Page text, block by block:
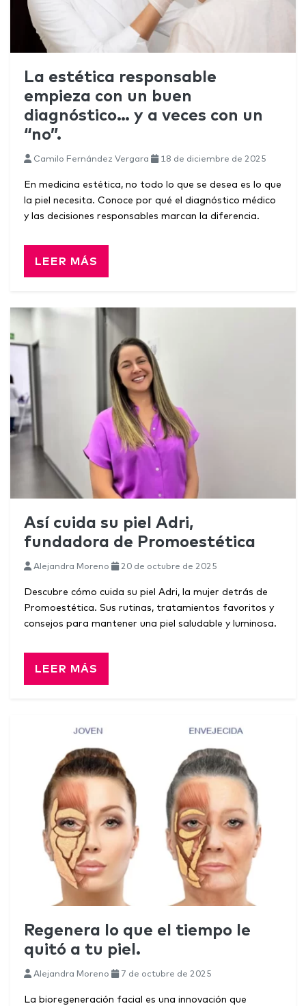
La estética responsable
empieza con un buen
diagnóstico… y a veces con un
“no”.
Camilo Fernández Vergara 18 de diciembre de 2025
En medicina estética, no todo lo que se desea es lo que
la piel necesita. Conoce por qué el diagnóstico médico
y las decisiones responsables marcan la diferencia.
LEER MÁS
Así cuida su piel Adri,
fundadora de Promoestética
Alejandra Moreno 20 de octubre de 2025
Descubre cómo cuida su piel Adri, la mujer detrás de
Promoestética. Sus rutinas, tratamientos favoritos y
consejos para mantener una piel saludable y luminosa.
LEER MÁS
Regenera lo que el tiempo le
quitó a tu piel.
Alejandra Moreno 7 de octubre de 2025
La bioregeneración facial es una innovación que